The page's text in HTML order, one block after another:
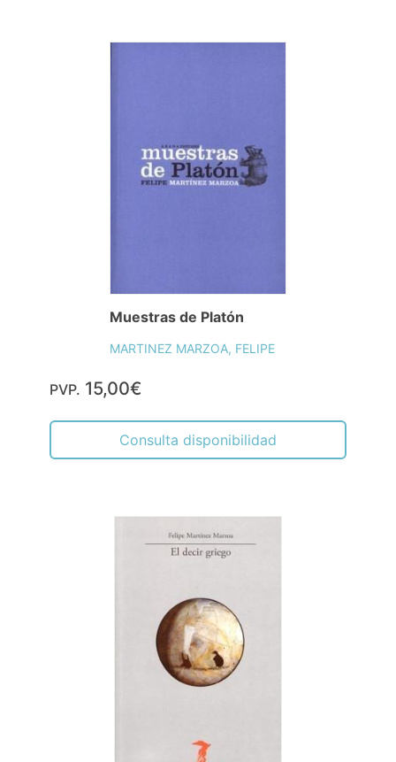
Muestras de Platón
MARTINEZ MARZOA, FELIPE
PVP. 15,00€
Consulta disponibilidad